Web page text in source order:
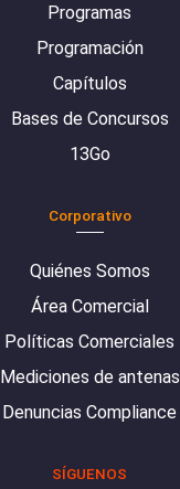
Programas
Programación
Capítulos
Bases de Concursos
13Go
Corporativo
Quiénes Somos
Área Comercial
Políticas Comerciales
Mediciones de antenas
Denuncias Compliance
SÍGUENOS